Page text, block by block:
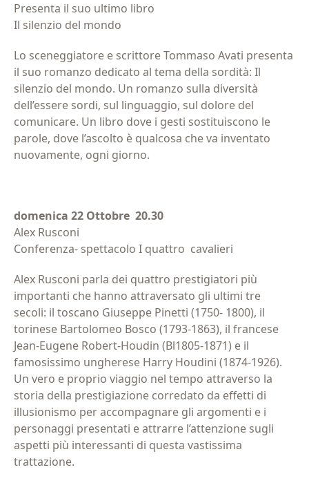
Presenta il suo ultimo libro
Il silenzio del mondo
Lo sceneggiatore e scrittore Tommaso Avati presenta
il suo romanzo dedicato al tema della sordità: Il
silenzio del mondo. Un romanzo sulla diversità
dell’essere sordi, sul linguaggio, sul dolore del
comunicare. Un libro dove i gesti sostituiscono le
parole, dove l’ascolto è qualcosa che va inventato
nuovamente, ogni giorno.
domenica 22 Ottobre 20.30
Alex Rusconi
Conferenza- spettacolo I quattro cavalieri
Alex Rusconi parla dei quattro prestigiatori più
importanti che hanno attraversato gli ultimi tre
secoli: il toscano Giuseppe Pinetti (1750- 1800), il
torinese Bartolomeo Bosco (1793-1863), il francese
Jean-Eugene Robert-Houdin (Bl1805-1871) e il
famosissimo ungherese Harry Houdini (1874-1926).
Un vero e proprio viaggio nel tempo attraverso la
storia della prestigiazione corredato da effetti di
illusionismo per accompagnare gli argomenti e i
personaggi presentati e attrarre l’attenzione sugli
aspetti più interessanti di questa vastissima
trattazione.